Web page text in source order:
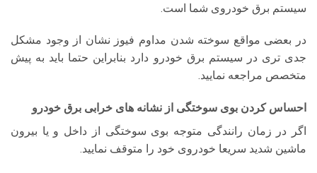
سیستم برق خودروی شما است.
در بعضی مواقع سوخته شدن مداوم فیوز نشان از وجود مشکل
جدی تری در سیستم برق خودرو دارد بنابراین حتما باید به پیش
متخصص مراجعه نمایید.
احساس کردن بوی سوختگی از نشانه های خرابی برق خودرو
اگر در زمان رانندگی متوجه بوی سوختگی از داخل و یا بیرون
ماشین شدید سریعا خودروی خود را متوقف نمایید.